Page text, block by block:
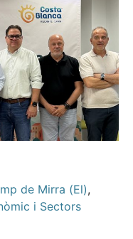
de Mirra (El),
i Sectors